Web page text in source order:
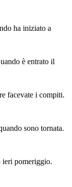
ha iniziato a
è entrato il
facevate i compiti.
sono tornata.
ieri pomeriggio.